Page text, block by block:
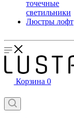
точечные
светильники
Люстры лофт
Корзина 0